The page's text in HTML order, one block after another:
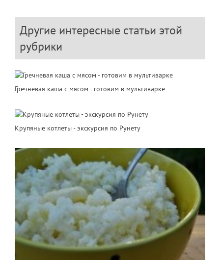
Другие интересные статьи этой
рубрики
Гречневая каша с мясом - готовим в мультиварке
Крупяные котлеты - экскурсия по Рунету